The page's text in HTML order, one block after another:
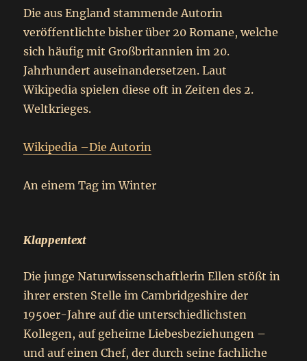
Die aus England stammende Autorin
veröffentlichte bisher über 20 Romane, welche
sich häufig mit Großbritannien im 20.
Jahrhundert auseinandersetzen. Laut
Wikipedia spielen diese oft in Zeiten des 2.
Weltkrieges.
Wikipedia –Die Autorin
An einem Tag im Winter
Klappentext
Die junge Naturwissenschaftlerin Ellen stößt in
ihrer ersten Stelle im Cambridgeshire der
1950er-Jahre auf die unterschiedlichsten
Kollegen, auf geheime Liebesbeziehungen –
und auf einen Chef, der durch seine fachliche